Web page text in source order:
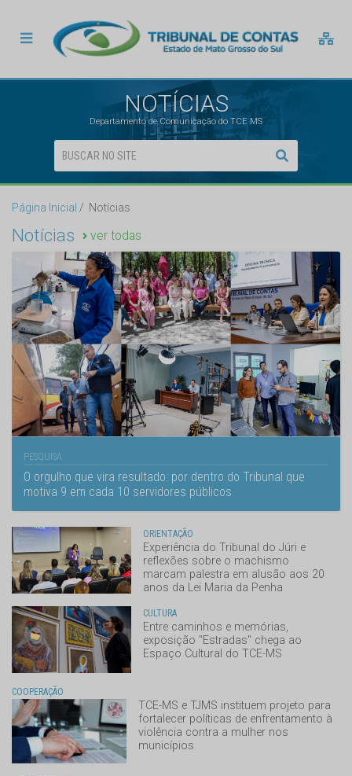
NOTÍCIAS
Departamento de Comunicação do TCE MS
Página Inicial Notícias
Notícias ver todas
PESQUISA
O orgulho que vira resultado: por dentro do Tribunal que
motiva 9 em cada 10 servidores públicos
ORIENTAÇÃO
Experiência do Tribunal do Júri e
reflexões sobre o machismo
marcam palestra em alusão aos 20
anos da Lei Maria da Penha
CULTURA
Entre caminhos e memórias,
exposição "Estradas" chega ao
Espaço Cultural do TCE-MS
COOPERAÇÃO
TCE-MS e TJMS instituem projeto para
fortalecer políticas de enfrentamento à
violência contra a mulher nos
municípios